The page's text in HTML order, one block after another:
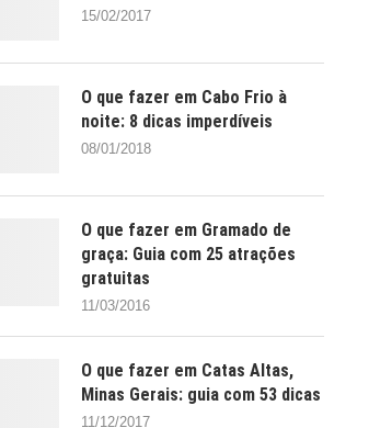
15/02/2017
O que fazer em Cabo Frio à
noite: 8 dicas imperdíveis
08/01/2018
O que fazer em Gramado de
graça: Guia com 25 atrações
gratuitas
11/03/2016
O que fazer em Catas Altas,
Minas Gerais: guia com 53 dicas
11/12/2017